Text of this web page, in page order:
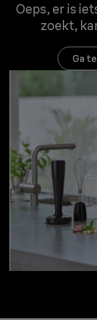
Oeps, er is
zoekt,
Ga